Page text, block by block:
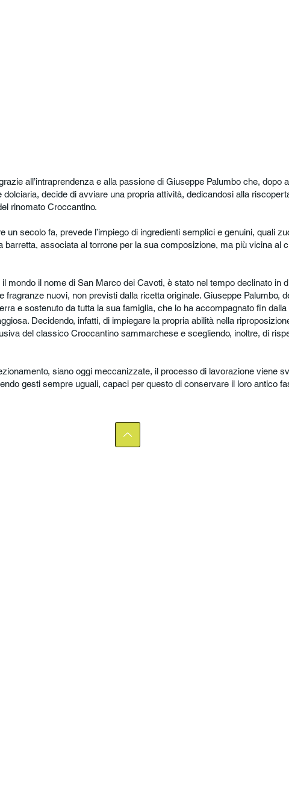
all’intraprendenza e alla passione di Giuseppe Palumbo che, dopo
decide di avviare una propria attività, dedicandosi alla
rinomato Croccantino.
un secolo fa, prevede l’impiego di ingredienti semplici e genuini, quali
barretta, associata al torrone per la sua composizione, ma più vicina al
mondo il nome di San Marco dei Cavoti, è stato nel tempo declinato in
fragranze nuovi, non previsti dalla ricetta originale. Giuseppe Palumbo,
e sostenuto da tutta la sua famiglia, che lo ha accompagnato fin dalla
Decidendo, infatti, di impiegare la propria abilità nella
del classico Croccantino sammarchese e scegliendo, inoltre, di
siano oggi meccanizzate, il processo di lavorazione viene
gesti sempre uguali, capaci per questo di conservare il loro antico